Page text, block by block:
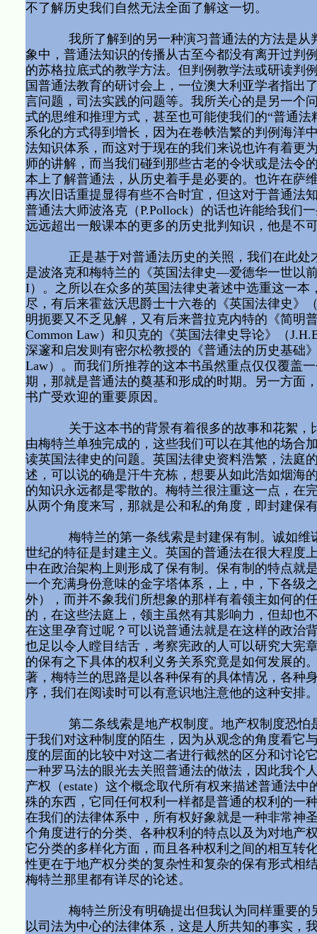
不了解历史我们自然无法全面了解这一切。
我所了解到的另一种演习普通法的方法是从判
象中，普通法知识的传播从古至今都没有离开过判
的苏格拉底式的教学方法。但判例教学法或研读判
国普通法教育的研讨会上，一位澳大利亚学者指出
言问题，司法实践的问题等。我所关心的是另一个
式的思维和推理方式，甚至也可能使我们的“普通
系化的方式得到增长，因为在卷帙浩繁的判例海洋
法知识体系，而这对于现在的我们来说也许有着更
师的讲解，而当我们碰到那些古老的令状或是法令
本上了解普通法，从历史着手是必要的。也许在萨
再次旧话重提显得有些不合时宜，但这对于普通法
普通法大师波洛克（P.Pollock）的话也许能给我们
远远超出一般课本的更多的历史批判知识，他是
正是基于对普通法历史的关照，我们在此处才
是波洛克和梅特兰的《英国法律史—爱德华一世以前
I）。之所以在众多的英国法律史著述中选重这一
尽，有后来霍兹沃思爵士十六卷的《英国法律史》
明扼要又不乏见解，又有后来普拉克内特的《简明
Common Law）和贝克的《英国法律史导论》（
深邃和启发则有密尔松教授的《普通法的历史基础
Law）。而我们所推荐的这本书虽然重点仅仅覆盖
期，那就是普通法的奠基和形成的时期。另一方面
书广受欢迎的重要原因。
关于这本书的背景有着很多的故事和花絮，比
由梅特兰单独完成的，这些我们可以在其他的场合
读英国法律史的问题。英国法律史资料浩繁，法庭
述，可以说的确是汗牛充栋，想要从如此浩如烟海
的知识永远都是零散的。梅特兰很注重这一点，在
从两个角度来写，那就是公和私的角度，即封建
梅特兰的第一条线索是封建保有制。诚如维诺
世纪的特征是封建主义。英国的普通法在很大程度
中在政治架构上则形成了保有制。保有制的特点就
一个充满身份意味的金字塔体系，上，中，下各级
外），而并不象我们所想象的那样有着领主如何的
的，在这些法庭上，领主虽然有其影响力，但却也
在这里孕育过呢？可以说普通法就是在这样的政治
也足以令人瞠目结舌，考察宪政的人可以研究大宪
的保有之下具体的权利义务关系究竟是如何发展的
著，梅特兰的思路是以各种保有的具体情况，各种
序，我们在阅读时可以有意识地注意他的这种安
第二条线索是地产权制度。地产权制度恐怕是
于我们对这种制度的陌生，因为从观念的角度看它
度的层面的比较中对这二者进行截然的区分和讨论
一种罗马法的眼光去关照普通法的做法，因此我个
产权（estate）这个概念取代所有权来描述普通法
殊的东西，它同任何权利一样都是普通的权利的一
在我们的法律体系中，所有权好象就是一种非常神
个角度进行的分类、各种权利的特点以及为对地产
它分类的多样化方面，而且各种权利之间的相互转
性更在于地产权分类的复杂性和复杂的保有形式相
梅特兰那里都有详尽的论述。
梅特兰所没有明确提出但我认为同样重要的另
以司法为中心的法律体系，这是人所共知的事实，